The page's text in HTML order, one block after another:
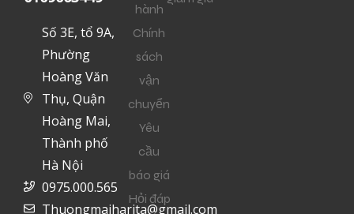
Số 3E, tổ 9A,
Phường
Hoàng Văn
Thụ, Quận
Hoàng Mai,
Thành phố
Hà Nội
0975.000.565
Thuongmaiharita@gmail.com
hành
Chính
sách
vận
chuyển
Yêu
cầu
báo giá
Hỏi đáp